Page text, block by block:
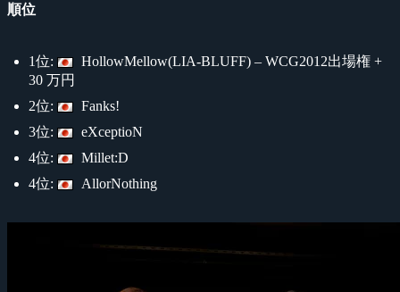
順位
1位:
HollowMellow(LIA-BLUFF) – WCG2012出場権 +
30 万円
2位:
Fanks!
3位:
eXceptioN
4位:
Millet:D
4位:
AllorNothing